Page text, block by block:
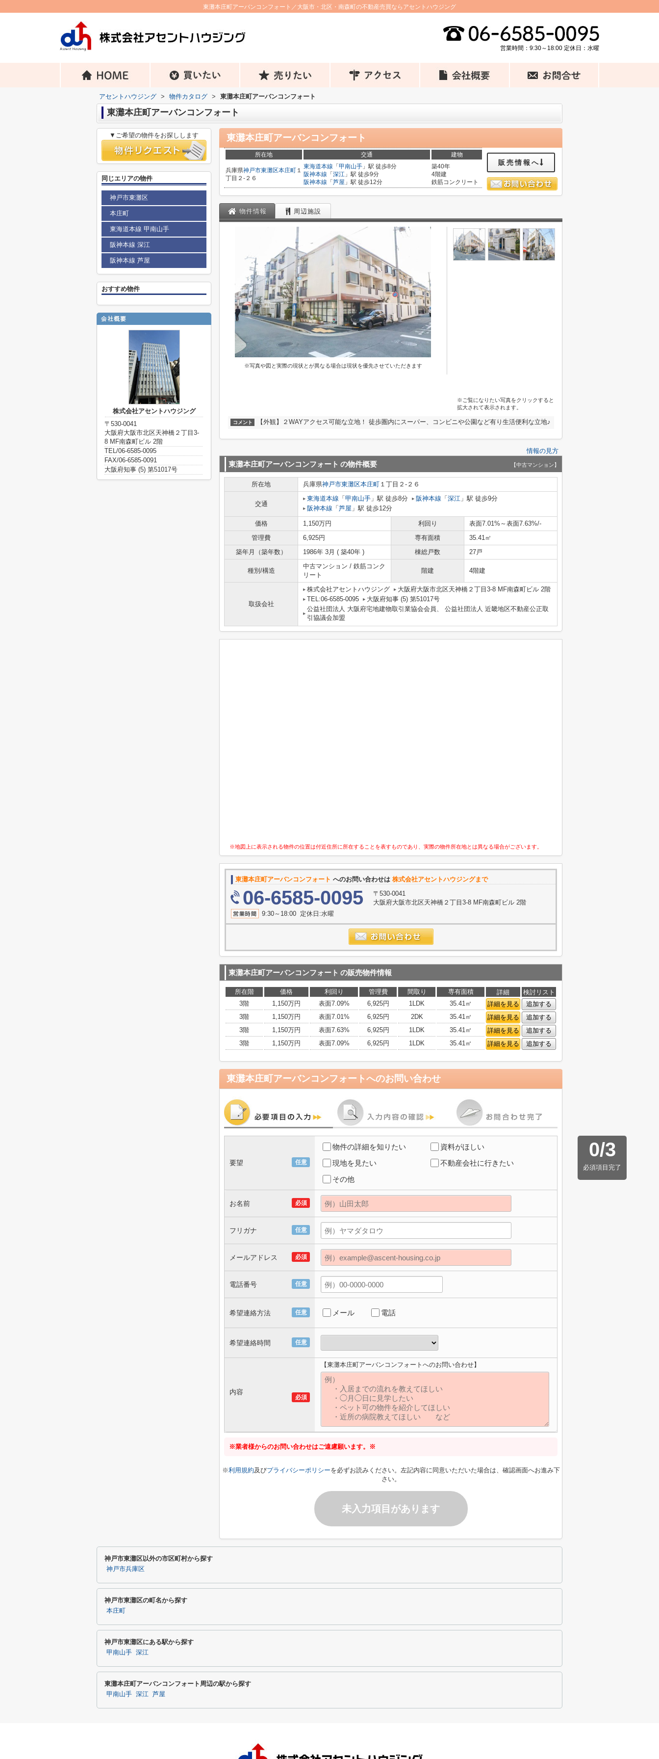
東灘本庄町アーバンコンフォート／大阪市・北区・南森町の不動産売買ならアセントハウジング
営業時間：9:30～18:00 定休日：水曜
アセントハウジング > 物件カタログ > 東灘本庄町アーバンコンフォート
東灘本庄町アーバンコンフォート
東灘本庄町アーバンコンフォート
所在地 交通 建物
兵庫県神戸市東灘区本庄町 １
丁目２-２６
東海道本線 「 甲南山手 」駅 徒歩8分
阪神本線 「 深江 」駅 徒歩9分
阪神本線 「 芦屋 」駅 徒歩12分
築40年
4階建
鉄筋コンクリート
販売情報へ
物件情報 周辺施設
※写真や図と実際の現状とが異なる場合は現状を優先させていただきます
※ご覧になりたい写真をクリックすると
拡大されて表示されます。
コメント 【外観】２WAYアクセス可能な立地！ 徒歩圏内にスーパー、コンビニや公園など有り生活便利な立地♪
情報の見方
東灘本庄町アーバンコンフォート の物件概要 【中古マンション】
所在地 兵庫県神戸市東灘区本庄町 １丁目２-２６
交通
東海道本線 「 甲南山手 」駅 徒歩8分 阪神本線 「 深江 」駅 徒歩9分
阪神本線 「 芦屋 」駅 徒歩12分
価格 1,150万円 利回り
表面7.01%～表面7.63%/-
管理費
6,925円 専有面積
35.41㎡
築年月（築年数）
1986年 3月 ( 築40年 ) 棟総戸数 27戸
種別/構造
中古マンション / 鉄筋コンク
リート
階建 4階建
取扱会社
株式会社アセントハウジング
大阪府大阪市北区天神橋２丁目3-8 MF南森町ビル 2階
TEL:06-6585-0095
大阪府知事 (5) 第51017号
公益社団法人 大阪府宅地建物取引業協会会員、 公益社団法人 近畿地区不動産公正取
引協議会加盟
※地図上に表示される物件の位置は付近住所に所在することを表すものであり、実際の物件所在地とは異なる場合がございます。
東灘本庄町アーバンコンフォート へのお問い合わせは 株式会社アセントハウジングまで
06-6585-0095
〒530-0041
大阪府大阪市北区天神橋２丁目3-8 MF南森町ビル 2階
9:30～18:00 定休日:水曜
東灘本庄町アーバンコンフォート の販売物件情報
所在階 価格 利回り 管理費 間取り 専有面積 詳細
検討リスト
3階
1,150万円 表面7.09% 6,925円 1LDK 35.41㎡ 詳細を見る
追加する
3階
1,150万円 表面7.01% 6,925円 2DK 35.41㎡ 詳細を見る
追加する
3階
1,150万円 表面7.63% 6,925円 1LDK 35.41㎡ 詳細を見る
追加する
3階
1,150万円 表面7.09% 6,925円 1LDK 35.41㎡ 詳細を見る 追加する
東灘本庄町アーバンコンフォートへのお問い合わせ
0/3
必須項目完了
任意
要望
物件の詳細を知りたい
資料がほしい
現地を見たい
不動産会社に行きたい
その他
必須
お名前
任意
フリガナ
必須
メールアドレス
任意
電話番号
任意
希望連絡方法 メール 電話
任意
希望連絡時間
必須
内容
【東灘本庄町アーバンコンフォートへのお問い合わせ】
※業者様からのお問い合わせはご遠慮願います。※
※利用規約及びプライバシーポリシーを必ずお読みください。左記内容に同意いただいた場合は、確認画面へお進み下
さい。
未入力項目があります
▼ご希望の物件をお探しします
同じエリアの物件
神戸市東灘区
本庄町
東海道本線 甲南山手
阪神本線 深江
阪神本線 芦屋
おすすめ物件
株式会社アセントハウジング
〒530-0041
大阪府大阪市北区天神橋２丁目3-
8 MF南森町ビル 2階
TEL/06-6585-0095
FAX/06-6585-0091
大阪府知事 (5) 第51017号
神戸市東灘区以外の市区町村から探す
神戸市兵庫区
神戸市東灘区の町名から探す
本庄町
神戸市東灘区にある駅から探す
甲南山手 深江
東灘本庄町アーバンコンフォート周辺の駅から探す
甲南山手 深江 芦屋